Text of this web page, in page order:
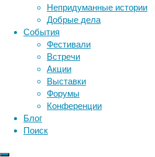
Непридуманные истории
Добрые дела
События
Фестивали
Встречи
Акции
Выставки
Форумы
Конференции
Блог
Поиск
двигаются
к
поверхности
сотни
тысяч
лет.
Поэтому
единственным
способом
выяснить,
мозг наука неврология
нейробиология
нейрофизиология
поведение
сон социальные проблемы
физиология
эмоции эпидемия